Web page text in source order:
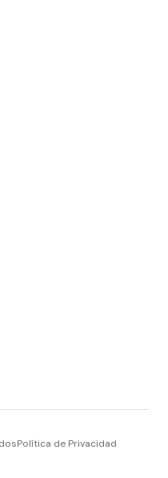
Política de Privacidad